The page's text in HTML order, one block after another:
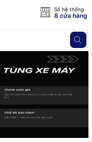
Số hệ thống
8 cửa hàng